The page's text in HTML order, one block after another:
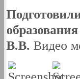
В.В. Видео